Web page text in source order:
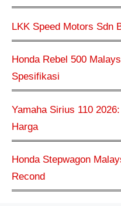
LKK Speed Motors Sdn
Honda Rebel 500
Spesifikasi
Yamaha Sirius 110
Harga
Honda Stepwagon
Recond